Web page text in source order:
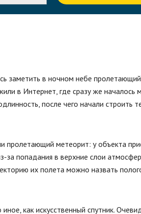
заметить в ночном небе
в Интернет, где сразу же началось
после чего начали строить
пролетающий метеорит: у объекта
за попадания в верхние слои
их полета можно назвать
как искусственный спутник.